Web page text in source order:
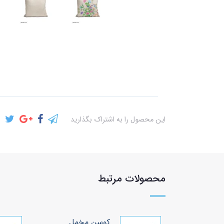
این محصول را به اشتراک بگذارید
محصولات مرتبط